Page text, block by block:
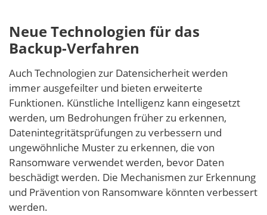
Neue Technologien für das
Backup-Verfahren
Auch Technologien zur Datensicherheit werden
immer ausgefeilter und bieten erweiterte
Funktionen. Künstliche Intelligenz kann eingesetzt
werden, um Bedrohungen früher zu erkennen,
Datenintegritätsprüfungen zu verbessern und
ungewöhnliche Muster zu erkennen, die von
Ransomware verwendet werden, bevor Daten
beschädigt werden. Die Mechanismen zur Erkennung
und Prävention von Ransomware könnten verbessert
werden.